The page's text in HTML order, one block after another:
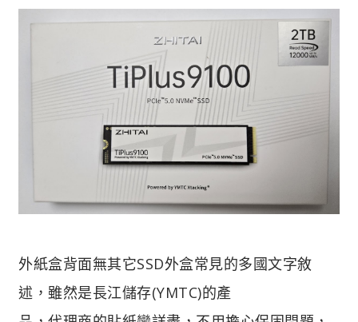
外紙盒背面無其它SSD外盒常見的多國文字敘
述，雖然是長江儲存(YMTC)的產